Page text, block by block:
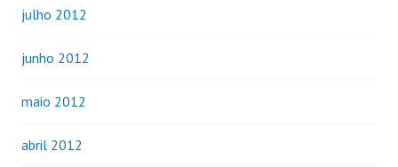
julho 2012
junho 2012
maio 2012
abril 2012